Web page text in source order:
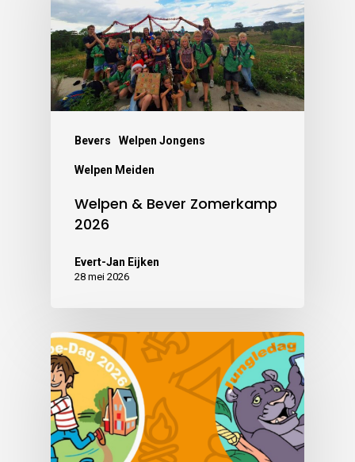
Bevers Welpen Jongens
Welpen Meiden
Welpen & Bever Zomerkamp
2026
Evert-Jan Eijken
28 mei 2026